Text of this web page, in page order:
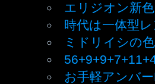
エリジオン新
時代は一体型
ミドリイシの
お手軽アンバ